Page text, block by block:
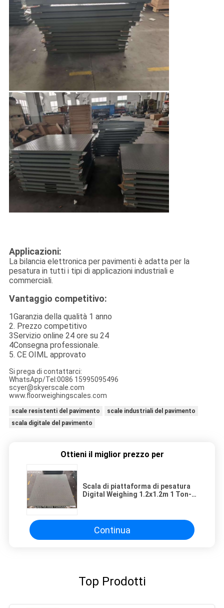
Applicazioni:
La bilancia elettronica per pavimenti è adatta per la
pesatura in tutti i tipi di applicazioni industriali e
commerciali.
Vantaggio competitivo:
1Garanzia della qualità 1 anno
2. Prezzo competitivo
3Servizio online 24 ore su 24
4Consegna professionale.
5. CE OIML approvato
Si prega di contattarci:
WhatsApp/Tel:0086 15995095496
scyer@skyerscale.com
www.floorweighingscales.com
scale resistenti del pavimento
scale industriali del pavimento
scala digitale del pavimento
Ottieni il miglior prezzo per
Scala di piattaforma di pesatura
Digital Weighing 1.2x1.2m 1 Ton-3
Continua
Top Prodotti